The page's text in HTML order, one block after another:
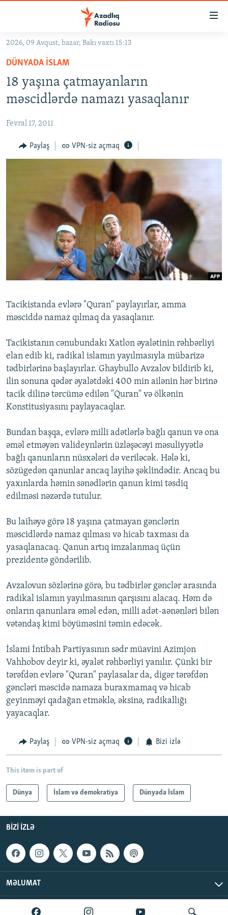
Əsas
qayıt
Əsas
naviqasiyaya
qayıt
Axtarışa
KORRUPSIOMETR
FƏRQƏ BAX
QANUNI DOĞRU
VIDEO
FOTOQALEREYA
İNFOQRAFIKA
KARIKATURA
RADIO ARXIV
OXU ZALI
AZƏRBAYCAN ƏDƏBIYYATI KITABXANASI
İSLAM VƏ DEMOKRATIYA
İZ - MƏDƏNIYYƏT PROQRAMI
HAQQIMIZDA
MISSIYAMIZ
PEŞƏ ETIKASI VƏ JURNALISTIKA STANDARTLARIMIZ
MATERIALLARIMIZDAN ISTIFADƏ
BIZIMLƏ ƏLAQƏ
BIZI IZLƏ
2026, 09 Avqust, bazar, Bakı vaxtı 15:13
DÜNYADA İSLAM
18 yaşına çatmayanların
məscidlərdə namazı yasaqlanır
Fevral 17, 2011
Paylaş VPN-siz açmaq
Tacikistanda evlərə "Quran" paylayırlar, amma
məsciddə namaz qılmaq da yasaqlanır.
Tacikistanın cənubundakı Xatlon əyalətinin rəhbərliyi
elan edib ki, radikal islamın yayılmasıyla mübarizə
tədbirlərinə başlayırlar. Ghaybullo Avzalov bildirib ki,
ilin sonuna qədər əyalətdəki 400 min ailənin hər birinə
tacik dilinə tərcümə edilən "Quran" və ölkənin
Konstitusiyasını paylayacaqlar.
Bundan başqa, evlərə milli adətlərlə bağlı qanun və ona
əməl etməyən valideynlərin üzləşəcəyi məsuliyyətlə
bağlı qanunların nüsxələri də veriləcək. Hələ ki,
sözügedən qanunlar ancaq layihə şəklindədir. Ancaq bu
yaxınlarda həmin sənədlərin qanun kimi təsdiq
edilməsi nəzərdə tutulur.
Bu laihəyə görə 18 yaşına çatmayan gənclərin
məscidlərdə namaz qılması və hicab taxması da
yasaqlanacaq. Qanun artıq imzalanmaq üçün
prezidentə göndərilib.
Avzalovun sözlərinə görə, bu tədbirlər gənclər arasında
radikal islamın yayılmasının qarşısını alacaq. Həm də
onların qanunlara əməl edən, milli adət-aənənləri bilən
vətəndaş kimi böyüməsini təmin edəcək.
İslami İntibah Partiyasının sədr müavini Azimjon
Vahhobov deyir ki, əyalət rəhbərliyi yanılır. Çünki bir
tərəfdən evlərə "Quran" paylasalar da, digər tərəfdən
gəncləri məscidə namaza buraxmamaq və hicab
geyinməyi qadağan etməklə, əksinə, radikallığı
yayacaqlar.
Paylaş VPN-siz açmaq Bizi izlə
This item is part of
Dünya İslam və demokratiya Dünyada İslam
BIZI IZLƏ
MƏLUMAT
AzadlıqRadiosu © 2026 Inc. | Bütün hüquqlar qorunur